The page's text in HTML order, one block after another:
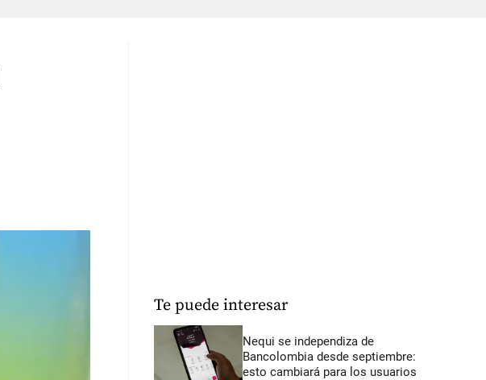
Te puede interesar
Nequi se independiza de
Bancolombia desde septiembre:
esto cambiará para los usuarios